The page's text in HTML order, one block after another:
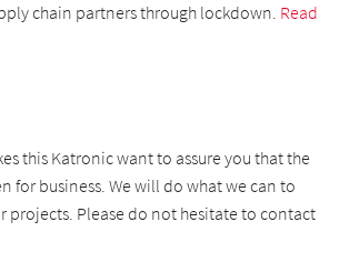
chain partners through lockdown. Read
this Katronic want to assure you that the
for business. We will do what we can to
projects. Please do not hesitate to contact